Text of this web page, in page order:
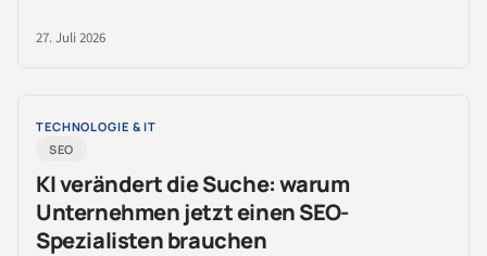
27. Juli 2026
TECHNOLOGIE & IT
SEO
KI verändert die Suche: warum
Unternehmen jetzt einen SEO-
Spezialisten brauchen